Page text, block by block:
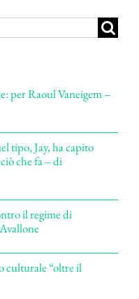
per Raoul Vaneigem –
tipo, Jay, ha capito
che fa – di
il regime di
culturale “oltre il